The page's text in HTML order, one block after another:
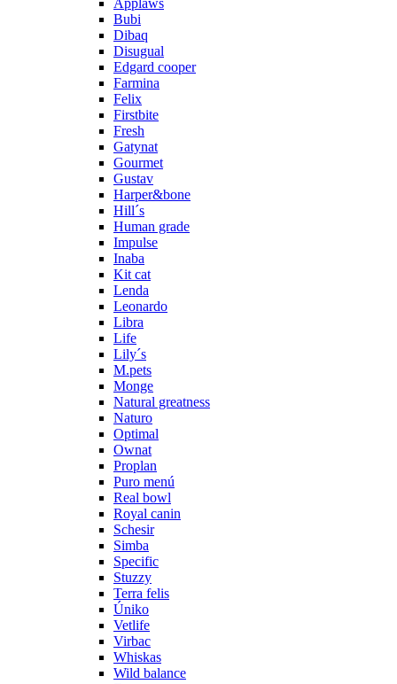
Bubi
Dibaq
Disugual
Edgard cooper
Farmina
Felix
Firstbite
Fresh
Gatynat
Gourmet
Gustav
Harper&bone
Hill´s
Human grade
Impulse
Inaba
Kit cat
Lenda
Leonardo
Libra
Life
Lily´s
M.pets
Monge
Natural greatness
Naturo
Optimal
Ownat
Proplan
Puro menú
Real bowl
Royal canin
Schesir
Simba
Specific
Stuzzy
Terra felis
Úniko
Vetlife
Virbac
Whiskas
Wild balance